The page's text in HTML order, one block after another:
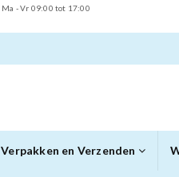
Ma - Vr 09:00 tot 17:00
Verpakken en Verzenden